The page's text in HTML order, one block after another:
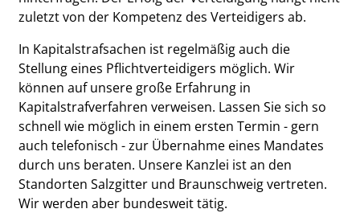
zuletzt von der Kompetenz des Verteidigers ab.
In Kapitalstrafsachen ist regelmäßig auch die
Stellung eines Pflichtverteidigers möglich. Wir
können auf unsere große Erfahrung in
Kapitalstrafverfahren verweisen. Lassen Sie sich so
schnell wie möglich in einem ersten Termin - gern
auch telefonisch - zur Übernahme eines Mandates
durch uns beraten. Unsere Kanzlei ist an den
Standorten Salzgitter und Braunschweig vertreten.
Wir werden aber bundesweit tätig.